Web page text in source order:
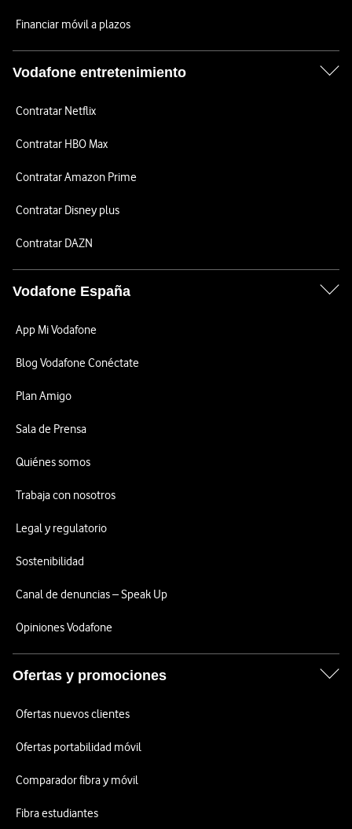
Financiar móvil a plazos
Vodafone entretenimiento
Contratar Netflix
Contratar HBO Max
Contratar Amazon Prime
Contratar Disney plus
Contratar DAZN
Vodafone España
App Mi Vodafone
Blog Vodafone Conéctate
Plan Amigo
Sala de Prensa
Quiénes somos
Trabaja con nosotros
Legal y regulatorio
Sostenibilidad
Canal de denuncias – Speak Up
Opiniones Vodafone
Ofertas y promociones
Ofertas nuevos clientes
Ofertas portabilidad móvil
Comparador fibra y móvil
Fibra estudiantes